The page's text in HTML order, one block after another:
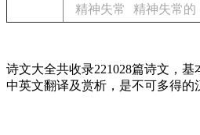
精神失常
精神失常的
诗文大全共收录221028篇诗文，
中英文翻译及赏析，是不可多得的